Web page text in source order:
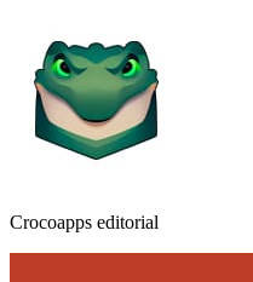
Crocoapps editorial